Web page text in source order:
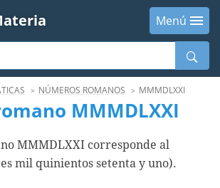
Menú
NÚMEROS ROMANOS MMMDLXXI
MMMDLXXI
MMMDLXXI corresponde al
mil quinientos setenta y uno).